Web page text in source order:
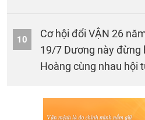
10
Cơ hội đổi VẬN 26
19/7 Dương này đừng
Hoàng cùng nhau hội